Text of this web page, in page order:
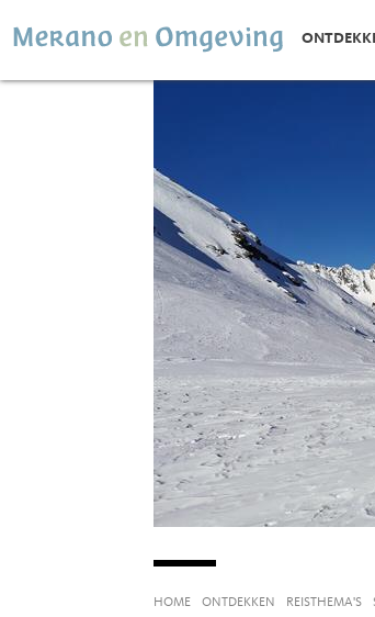
HOME ONTDEKKEN REISTHEMA'S